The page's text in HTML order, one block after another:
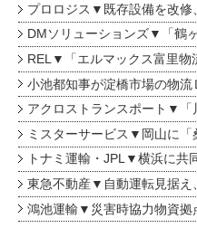
プロロジス▼既存設備を改修
DMソリューションズ▼「鶴
REL▼「エルマックス富里物
小池都知事が淀橋市場の物流
アクロストランスポート▼「
ミスターサービス▼岡山に「
トナミ運輸・JPL▼横浜に共
東急不動産▼自動運転見据え
鴻池運輸▼災害時協力物資拠